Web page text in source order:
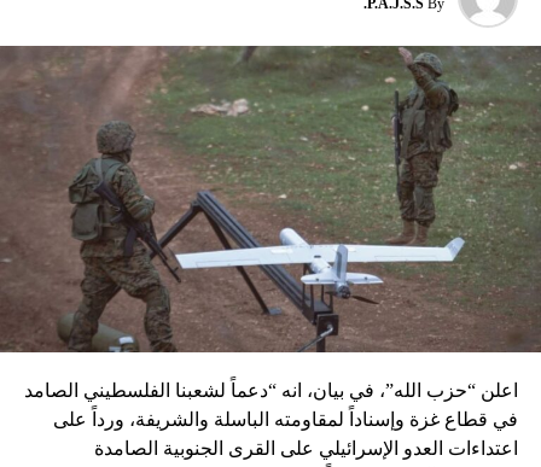
نسبه الحزب الى إسرائيل”.
By
P.A.J.S.S.
اعلن “حزب الله”، في بيان، انه “دعماً لشعبنا الفلسطيني الصامد
في قطاع غزة وإسناداً لمقاومته الباسلة ‌‏‌‏‌والشريفة، ورداً على
اعتداءات العدو الإسرائيلي على القرى الجنوبية الصامدة